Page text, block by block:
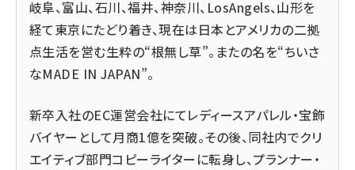
岐阜、富山、石川、福井、神奈川、LosAngels、山形を
経て東京にたどり着き、現在は日本とアメリカの二拠
点生活を営む生粋の“根無し草”。またの名を“ちいさ
なMADE IN JAPAN”。
新卒入社のEC運営会社にてレディースアパレル・宝飾
バイヤーとして月商1億を突破。その後、同社内でクリ
エイティブ部門コピーライターに転身し、プランナー・